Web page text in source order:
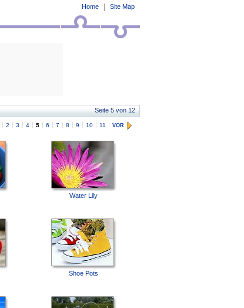
Site Map
Home
Seite 5 von 12
2 3 4 5 6 7 8 9 10 11 VOR
Water Lily
Shoe Pots